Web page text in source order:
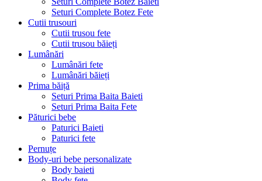
Seturi Complete Botez Fete
Cutii trusouri
Cutii trusou fete
Cutii trusou băieți
Lumânări
Lumânări fete
Lumânări băieți
Prima băiță
Seturi Prima Baita Baieti
Seturi Prima Baita Fete
Păturici bebe
Paturici Baieti
Paturici fete
Pernuțe
Body-uri bebe personalizate
Body baieti